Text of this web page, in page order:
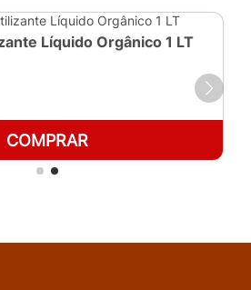
Líquido Orgânico 1 LT
COMPRAR